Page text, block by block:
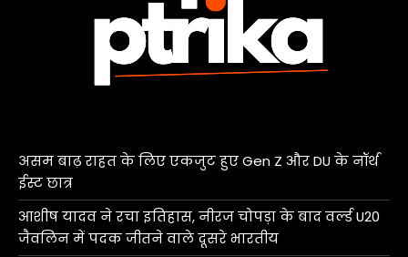
असम बाढ़ राहत के लिए एकजुट हुए Gen Z और DU के नॉर्थ
ईस्ट छात्र
आशीष यादव ने रचा इतिहास, नीरज चोपड़ा के बाद वर्ल्ड U20
जैवलिन में पदक जीतने वाले दूसरे भारतीय